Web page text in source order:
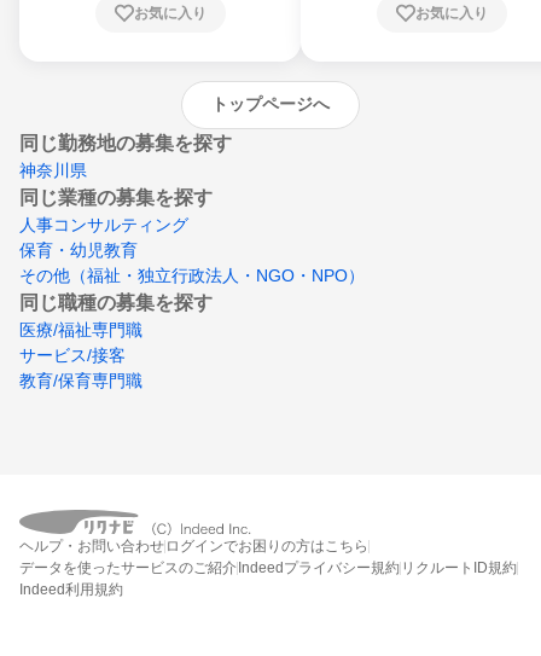
崎県、熊本県、大分県、宮崎県、鹿児島県、
お気に入り お気に入り
トップページへ
同じ勤務地の募集を探す
神奈川県
同じ業種の募集を探す
人事コンサルティング
保育・幼児教育
その他（福祉・独立行政法人・NGO・NPO）
同じ職種の募集を探す
医療/福祉専門職
サービス/接客
教育/保育専門職
ヘルプ・お問い合わせ ログインでお困りの方はこちら
データを使ったサービスのご紹介Indeedプライバシー規約 リクルートID規約
Indeed利用規約